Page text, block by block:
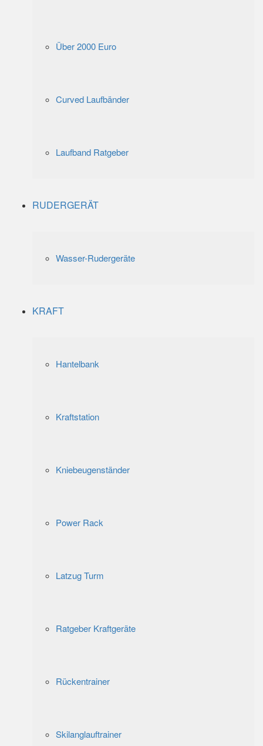
Über 2000 Euro
Curved Laufbänder
Laufband Ratgeber
RUDERGERÄT
Wasser-Rudergeräte
KRAFT
Hantelbank
Kraftstation
Kniebeugenständer
Power Rack
Latzug Turm
Ratgeber Kraftgeräte
Rückentrainer
Skilanglauftrainer